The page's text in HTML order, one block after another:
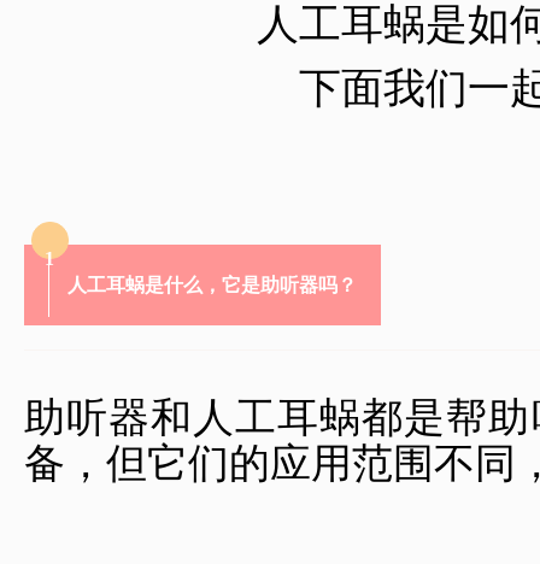
人工耳蜗是如
下面我们一
1
人工耳蜗是什么，它是助听器吗？
助听器和人工耳蜗都是帮
备，但它们的应用范围不同